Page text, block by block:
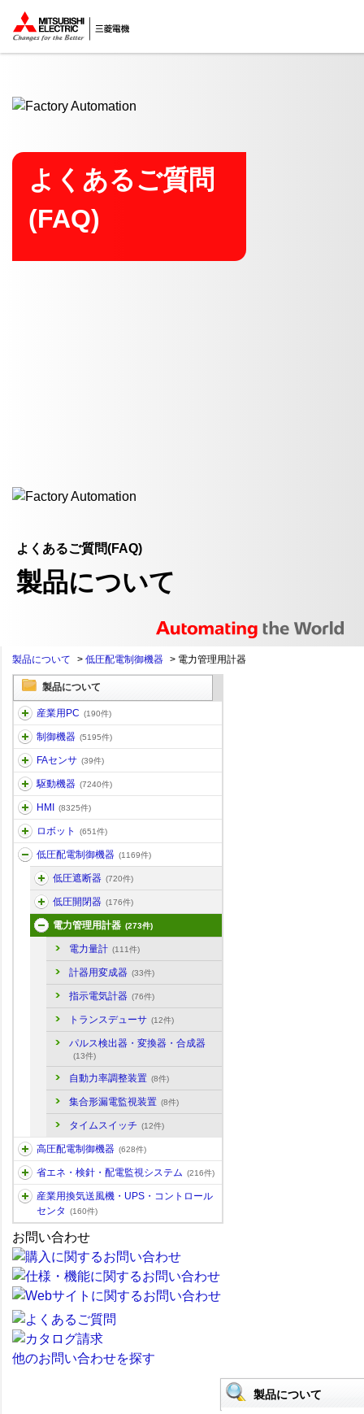
ここから本文
よくあるご質問
(FAQ)
よくあるご質問(FAQ)
製品について
製品について > 低圧配電制御機器 > 電力管理用計器
製品について
産業用PC (190件)
制御機器 (5195件)
FAセンサ (39件)
駆動機器 (7240件)
HMI (8325件)
ロボット (651件)
低圧配電制御機器 (1169件)
低圧遮断器 (720件)
低圧開閉器 (176件)
電力管理用計器 (273件)
電力量計 (111件)
計器用変成器 (33件)
指示電気計器 (76件)
トランスデューサ (12件)
パルス検出器・変換器・合成器
(13件)
自動力率調整装置 (8件)
集合形漏電監視装置 (8件)
タイムスイッチ (12件)
高圧配電制御機器 (628件)
省エネ・検針・配電監視システム (216件)
産業用換気送風機・UPS・コントロール
センタ
(160件)
お問い合わせ
他のお問い合わせを探す
製品について